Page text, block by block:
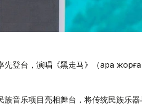
登台，演唱《黑走马》（Қара
音乐项目亮相舞台，将传统民族乐